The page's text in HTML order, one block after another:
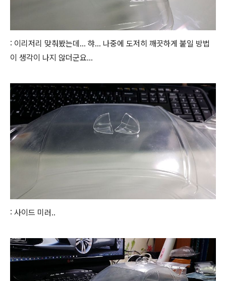
: 이리저리 맞춰봤는데... 햐... 나중에 도저히 깨끗하게 붙일 방법
이 생각이 나지 않더군요...
: 사이드 미러..